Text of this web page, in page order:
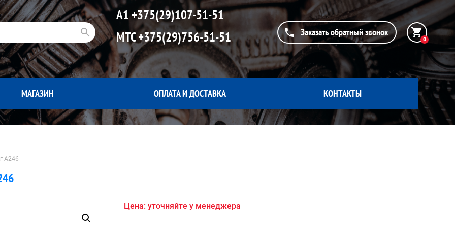
А1+375(29)107-51-51
МТС+375(29)756-51-51 Заказать обратный звонок
0
МАГАЗИН ОПЛАТА И ДОСТАВКА КОНТАКТЫ
A246
Цена: уточняйте у менеджера